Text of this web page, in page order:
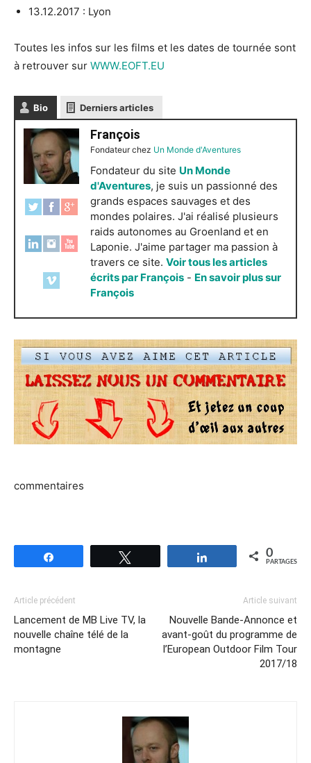
13.12.2017 : Lyon
Toutes les infos sur les films et les dates de tournée sont
à retrouver sur WWW.EOFT.EU
Bio Derniers articles
François
Fondateurchez Un Monde d'Aventures
Fondateur du site Un Monde
d'Aventures, je suis un passionné des
grands espaces sauvages et des
mondes polaires. J'ai réalisé plusieurs
raids autonomes au Groenland et en
Laponie. J'aime partager ma passion à
travers ce site. Voir tous les articles
écrits par François - En savoir plus sur
François
commentaires
Partagez 0
PARTAGES
Article précédent
Lancement de MB Live TV, la
nouvelle chaîne télé de la
montagne
Article suivant
Nouvelle Bande-Annonce et
avant-goût du programme de
l’European Outdoor Film Tour
2017/18